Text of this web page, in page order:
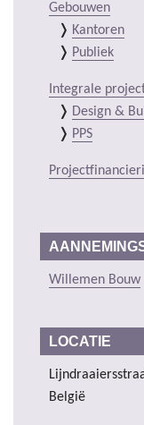
Gebouwen
Kantoren
Publiek
Integrale
Design &
PPS
Willemen Bouw
LOCATIE
België